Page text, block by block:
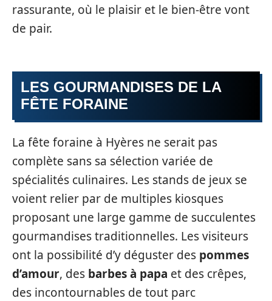
rassurante, où le plaisir et le bien-être vont
de pair.
LES GOURMANDISES DE LA
FÊTE FORAINE
La fête foraine à Hyères ne serait pas
complète sans sa sélection variée de
spécialités culinaires. Les stands de jeux se
voient relier par de multiples kiosques
proposant une large gamme de succulentes
gourmandises traditionnelles. Les visiteurs
ont la possibilité d’y déguster des pommes
d’amour, des barbes à papa et des crêpes,
des incontournables de tout parc